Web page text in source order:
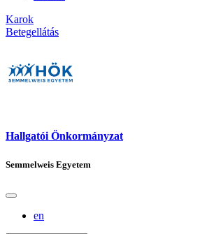
Karok
Betegellátás
Hallgatói Önkormányzat
Semmelweis Egyetem
en